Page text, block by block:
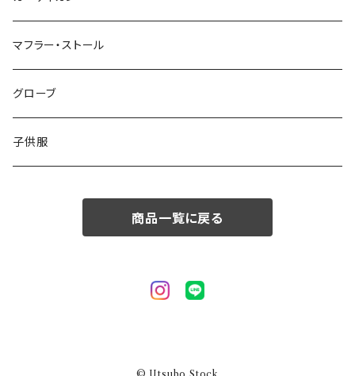
50/XL～
48/L
50/XL～
46/M
48/L
50/XL～
～44/S
46/M
48/L
マフラー・ストール
グローブ
子供服
商品一覧に戻る